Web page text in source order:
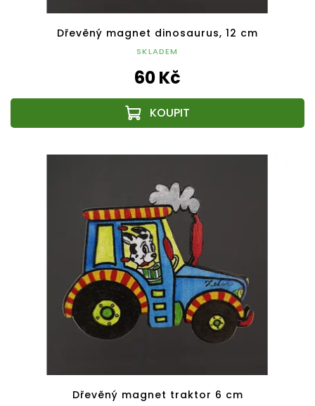
Dřevěný magnet dinosaurus, 12 cm
SKLADEM
60 Kč
Dřevěný magnet traktor 6 cm